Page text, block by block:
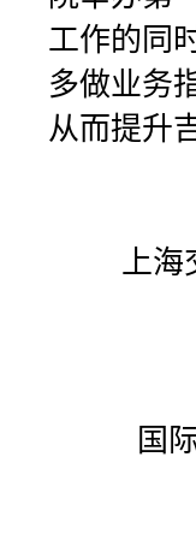
工作的同
多做业务
从而提升
上海交
国际